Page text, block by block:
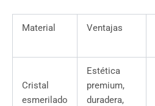
Material Ventajas
Cristal
esmerilado
Estética
premium,
duradera,